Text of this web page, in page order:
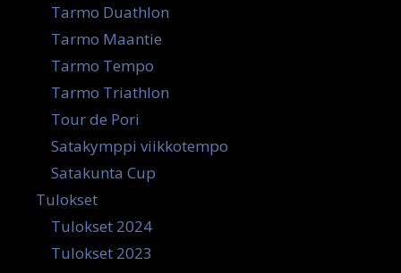
Tarmo Duathlon
Tarmo Maantie
Tarmo Tempo
Tarmo Triathlon
Tour de Pori
Satakymppi viikkotempo
Satakunta Cup
Tulokset
Tulokset 2024
Tulokset 2023